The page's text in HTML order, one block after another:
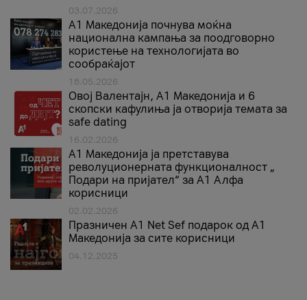
03.07.2026
A1 Македонија почнува моќна
национална кампања за поодговорно
користење на технологијата во
сообраќајот
18.05.2026
Овој Валентајн, A1 Македонија и 6
скопски кафулиња ја отворија темата за
safe dating
16.02.2026
А1 Македонија ја претставува
револуционерната функционалност „
Подари на пријател“ за А1 Алфа
корисници
02.02.2026
Празничен A1 Net Sеf подарок од А1
Македонија за сите корисници
04.12.2025